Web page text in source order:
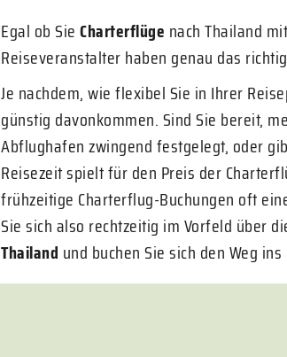
Egal ob SieCharterflüge nach Thailand
Reiseveranstalter haben genau das
Je nachdem, wie flexibel Sie in Ihrer
günstig davonkommen. Sind Sie bereit,
Abflughafen zwingend festgelegt, oder
Reisezeit spielt für den Preis der
frühzeitige Charterflug-Buchungen oft
Sie sich also rechtzeitig im Vorfeld über
Thailand und buchen Sie sich den Weg